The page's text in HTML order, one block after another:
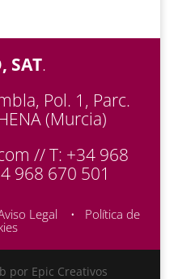
SAT.
Pol. 1, Parc.
(Murcia)
// T: +34 968
968 670 501
Legal • Política de
por Epic Creativos